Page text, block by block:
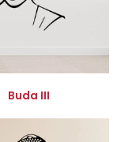
Buda III